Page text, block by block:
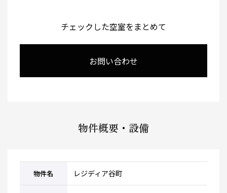
チェックした空室をまとめて
お問い合わせ
物件概要・設備
物件名 レジディア谷町